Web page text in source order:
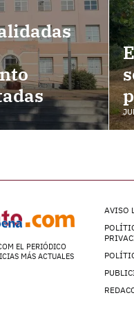
EL PERIÓDICO
MÁS ACTUALES
AVISO